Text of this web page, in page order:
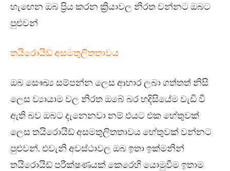
හැඟෙන ඔබ ප්‍රිය කරන ක්‍රියාවල නිරත වන්නට ඔබට
පුළුවන්
තයිරොයිඩ් අසමතුලිතතාවය
ඔබ සෞඛ්‍ය සම්පන්න ලෙස ආහාර ලබා ගත්තත් නිසි
ලෙස ව්‍යායාම වල නිරත ඔබේ බර හදිසියේම වැඩි වී
ඇති බව ඔබට දැනෙනවා නම් එයට එක හේතුවක්
ලෙස තයිරොයිඩ් අසමතුලිතතාවය හේතුවක් වන්නට
පුළුවන්. එවැනි අවස්ථාවල ඔබ ඉතා ඉක්මනින්
තයිරොයිඩ් පරීක්ෂණයක් කෙරෙහි යොමුවීම ඉතාම